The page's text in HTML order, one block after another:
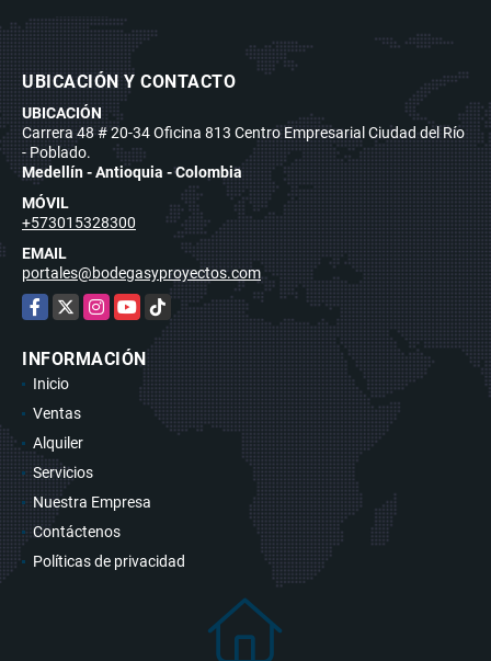
UBICACIÓN Y CONTACTO
UBICACIÓN
Carrera 48 # 20-34 Oficina 813 Centro Empresarial Ciudad del Río
- Poblado.
Medellín - Antioquia - Colombia
MÓVIL
+573015328300
EMAIL
portales@bodegasyproyectos.com
Facebook
X Instagram
YouTubeTikTok
INFORMACIÓN
Inicio
Ventas
Alquiler
Servicios
Nuestra Empresa
Contáctenos
Políticas de privacidad